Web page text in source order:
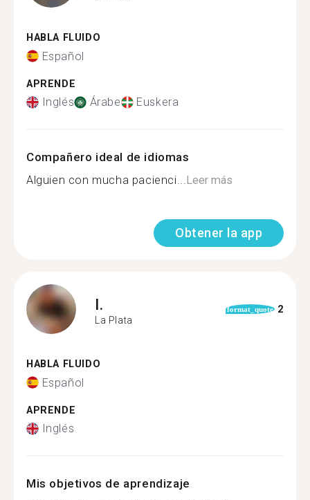
HABLA FLUIDO
Español
APRENDE
Inglés Árabe Euskera
Compañero ideal de idiomas
Alguien con mucha pacienci...Leer más
Obtener la app
I.
La Plata
format_quote 2
HABLA FLUIDO
Español
APRENDE
Inglés
Mis objetivos de aprendizaje